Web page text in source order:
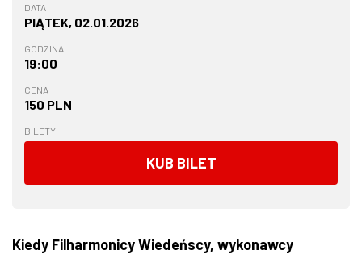
DATA
PIĄTEK, 02.01.2026
GODZINA
19:00
CENA
150 PLN
BILETY
KUB BILET
Kiedy Filharmonicy Wiedeńscy, wykonawcy